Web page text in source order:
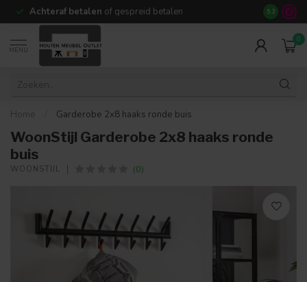
Achteraf betalen of gespreid betalen 14 dagen
9.3
MENU
0
Home Garderobe 2x8 haaks ronde buis
WoonStijl Garderobe 2x8 haaks ronde
buis
WOONSTIJL (0)